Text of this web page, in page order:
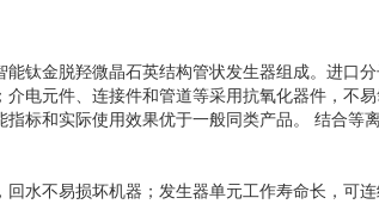
钛金脱羟微晶石英结构管状发生器组成。进口
电元件、连接件和管道等采用抗氧化器件，不
标和实际使用效果优于一般同类产品。 结合等
水不易损坏机器；发生器单元工作寿命长，可